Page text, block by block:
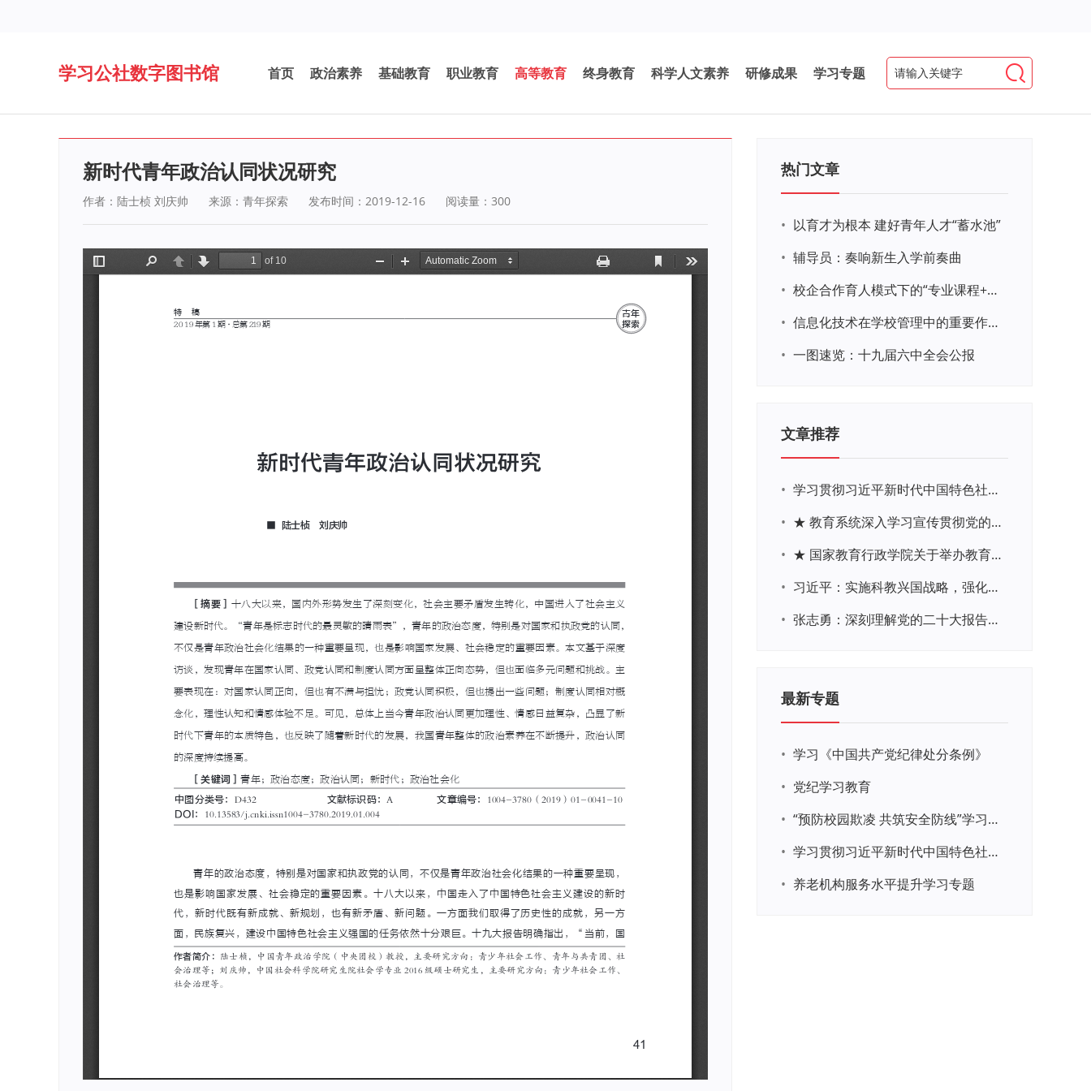
学习公社数字图书馆 首页 政治素养 基础教育 职业教育 高等教育 终身教育 科学人文素养 研修成果 学习专题
新时代青年政治认同状况研究
作者：陆士桢 刘庆帅 来源：青年探索 发布时间：2019-12-16 阅读量： 300
热门文章
• 以育才为根本 建好青年人才“蓄水池”
• 辅导员：奏响新生入学前奏曲
•
校企合作育人模式下的“专业课程+思政教育+党建活动”交叉融合的课程思政教学探索与实践
•
信息化技术在学校管理中的重要作用 ——以贵州省威宁民族中学和校园使用等为例
• 一图速览：十九届六中全会公报
文章推荐
•
学习贯彻习近平新时代中国特色社会主义思想主题教育网络培训
•
★ 教育系统深入学习宣传贯彻党的二十大精神学习专题
•
★ 国家教育行政学院关于举办教育系统深入学习宣传贯彻党的二十大精神专题网络培训的通知
•
习近平：实施科教兴国战略，强化现代化建设人才支撑
•
张志勇：深刻理解党的二十大报告关于教育的新思想、新战略、新要求
最新专题
• 学习《中国共产党纪律处分条例》
• 党纪学习教育
•
“预防校园欺凌 共筑安全防线”学习专题
•
学习贯彻习近平新时代中国特色社会主义思想主题教育
• 养老机构服务水平提升学习专题